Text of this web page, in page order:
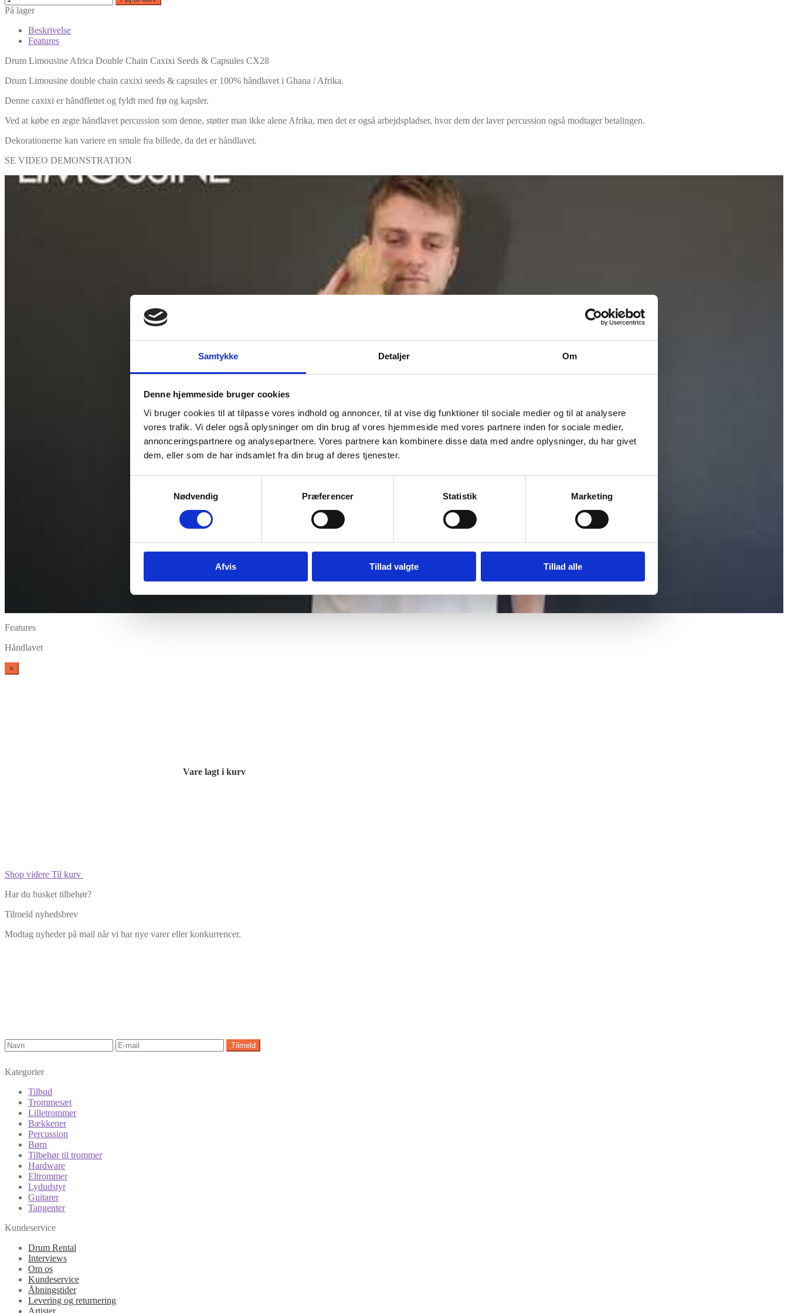
Samtykke Detaljer Om
Denne hjemmeside bruger cookies
Vi bruger cookies til at tilpasse vores indhold og annoncer, til at vise dig funktioner til sociale medier og til at analysere
vores trafik. Vi deler også oplysninger om din brug af vores hjemmeside med vores partnere inden for sociale medier,
annonceringspartnere og analysepartnere. Vores partnere kan kombinere disse data med andre oplysninger, du har givet
dem, eller som de har indsamlet fra din brug af deres tjenester.
Nødvendig
Præferencer Statistik Marketing
Afvis Tillad valgte Tillad alle
På lager
Beskrivelse
Features
Drum Limousine Africa Double Chain Caxixi Seeds & Capsules CX28
Drum Limousine double chain caxixi seeds & capsules er 100% håndlavet i Ghana / Afrika.
Denne caxixi er håndflettet og fyldt med frø og kapsler.
Ved at købe en ægte håndlavet percussion som denne, støtter man ikke alene Afrika, men det er også arbejdspladser, hvor dem der laver percussion også modtager betalingen.
Dekorationerne kan variere en smule fra billede, da det er håndlavet.
SE VIDEO DEMONSTRATION
Features
Håndlavet
×
Vare lagt i kurv
Shop videre Til kurv
Har du husket tilbehør?
Tilmeld nyhedsbrev
Modtag nyheder på mail når vi har nye varer eller konkurrencer.
Kategorier
Tilbud
Trommesæt
Lilletrommer
Bækkener
Percussion
Børn
Tilbehør til trommer
Hardware
Eltrommer
Lydudstyr
Guitarer
Tangenter
Kundeservice
Drum Rental
Interviews
Om os
Kundeservice
Åbningstider
Levering og returnering
Artister